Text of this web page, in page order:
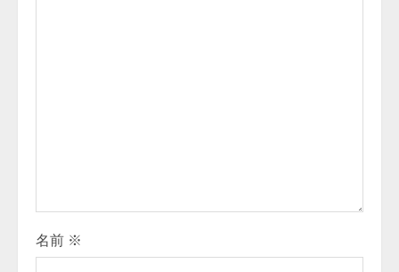
n
g
名前 ※